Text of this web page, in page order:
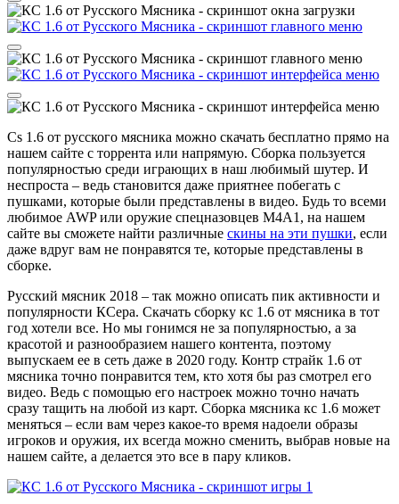
Cs 1.6 от русского мясника можно скачать бесплатно прямо на
нашем сайте с торрента или напрямую. Сборка пользуется
популярностью среди играющих в наш любимый шутер. И
неспроста – ведь становится даже приятнее побегать с
пушками, которые были представлены в видео. Будь то всеми
любимое AWP или оружие спецназовцев M4A1, на нашем
сайте вы сможете найти различные скины на эти пушки, если
даже вдруг вам не понравятся те, которые представлены в
сборке.
Русский мясник 2018 – так можно описать пик активности и
популярности КСера. Скачать сборку кс 1.6 от мясника в тот
год хотели все. Но мы гонимся не за популярностью, а за
красотой и разнообразием нашего контента, поэтому
выпускаем ее в сеть даже в 2020 году. Контр страйк 1.6 от
мясника точно понравится тем, кто хотя бы раз смотрел его
видео. Ведь с помощью его настроек можно точно начать
сразу тащить на любой из карт. Сборка мясника кс 1.6 может
меняться – если вам через какое-то время надоели образы
игроков и оружия, их всегда можно сменить, выбрав новые на
нашем сайте, а делается это все в пару кликов.